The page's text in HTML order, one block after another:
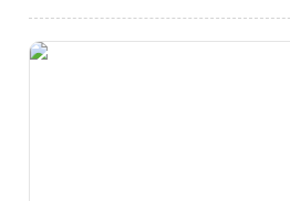
章，印鑑章，原子章